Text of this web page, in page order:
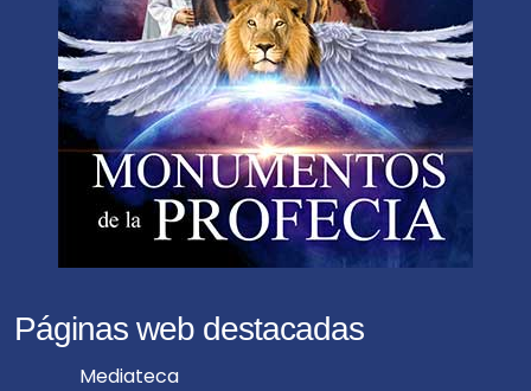
Páginas web destacadas
Mediateca